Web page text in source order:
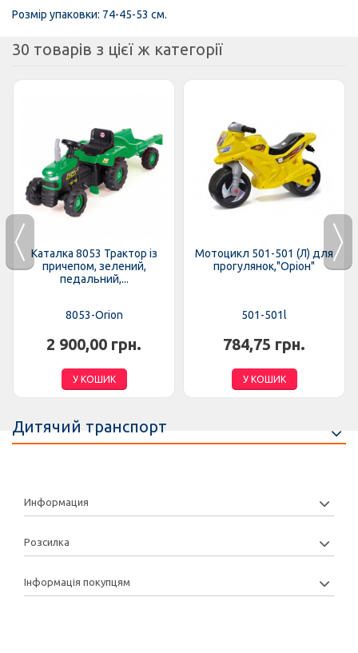
Розмір упаковки: 74-45-53 см.
30 товарів з цієї ж категорії
Каталка 8053 Трактор із
причепом, зелений,
педальний,...
8053-Orion
2 900,00 грн.
У КОШИК
Мотоцикл 501-501 (Л) для
прогулянок,"Оріон"
501-501l
784,75 грн.
У КОШИК
Дитячий транспорт
Информация
Розсилка
Інформація покупцям